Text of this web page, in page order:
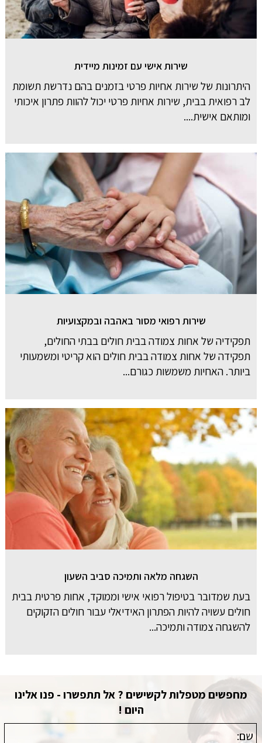
שירות אישי עם זמינות מיידית
היתרונות של שירות אחיות פרטי בזמנים בהם נדרשת תשומת
לב רפואית בבית, שירות אחיות פרטי יכול להוות פתרון איכותי
ומותאם אישית....
שירות רפואי מסור באהבה ובמקצועיות
תפקידיה של אחות צמודה בבית חולים בבתי החולים,
תפקידה של אחות צמודה בבית חולים הוא קריטי ומשמעותי
ביותר. האחיות משמשות כגורם...
השגחה מלאה ותמיכה סביב השעון
בעת שמדובר בטיפול רפואי אישי וממוקד, אחות פרטית בבית
חולים עשויה להיות הפתרון האידיאלי עבור חולים הזקוקים
להשגחה צמודה ותמיכה...
מחפשים מטפלות לקשישים ? אל תתפשרו - פנו אלינו
היום !